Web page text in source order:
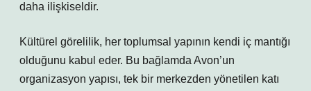
daha ilişkiseldir.
Kültürel görelilik, her toplumsal yapının kendi iç mantığı
olduğunu kabul eder. Bu bağlamda Avon’un
organizasyon yapısı, tek bir merkezden yönetilen katı